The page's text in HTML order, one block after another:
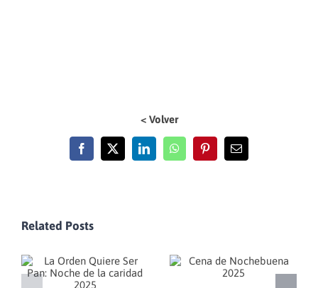
< Volver
Facebook
X LinkedInWhatsAppPinterestEmail
Related Posts